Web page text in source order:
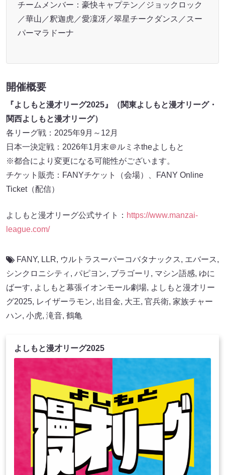
チームメンバー：豪快キャプテン／ジョックロック
／華山／釈迦虎／愛凜冴／翠星チークダンス／スー
パーマラドーナ
開催概要
『よしもと漫才リーグ2025』（関東よしもと漫才リーグ・
関西よしもと漫才リーグ）
各リーグ戦：2025年9月～12月
日本一決定戦：2026年1月末＠ルミネtheよしもと
※都合により変更になる可能性がございます。
チケット販売：FANYチケット（会場）、FANY Online
Ticket（配信）
よしもと漫才リーグ公式サイト： https://www.manzai-
league.com/
FANY, LLR, ウルトラスーパーコバタナックス, エバース,
シンクロニシティ , パピヨン, ブラゴーリ , マシン語感, ゆに
ばーす, よしもと幕張イオンモール劇場, よしもと漫才リー
グ2025, レイザーラモン, 出目金, 大王, 官兵衛, 家族チャー
ハン, 小虎, 滝音, 鶴亀
よしもと漫才リーグ2025